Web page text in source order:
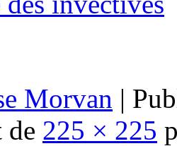
Morvan |
de 225 × 225